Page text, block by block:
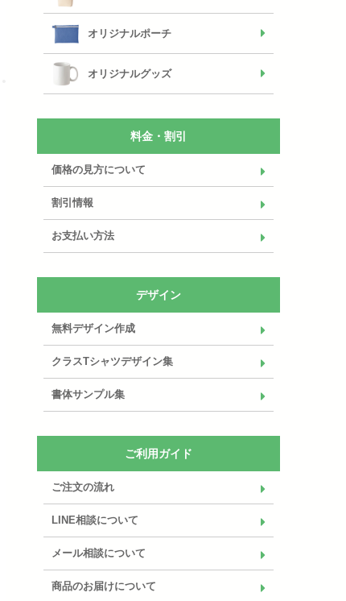
オリジナルポーチ
オリジナルグッズ
料金・割引
価格の見方について
割引情報
お支払い方法
デザイン
無料デザイン作成
クラスTシャツデザイン集
書体サンプル集
ご利用ガイド
ご注文の流れ
LINE相談について
メール相談について
商品のお届けについて